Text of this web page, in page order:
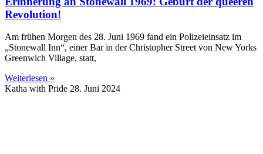
Revolution!
Am frühen Morgen des 28. Juni 1969 fand ein Polizeieinsatz im
„Stonewall Inn“, einer Bar in der Christopher Street von New Yorks
Greenwich Village, statt,
Weiterlesen »
Katha with Pride 28. Juni 2024